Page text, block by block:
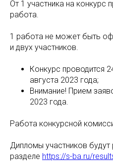
От 1 участника на конкурс
работа.
1 работа не может быть
и двух участников.
Конкурс проводится
августа 2023 года;
Внимание! Прием
2023 года.
Работа конкурсной
Дипломы участников
разделе https://s-ba.ru/